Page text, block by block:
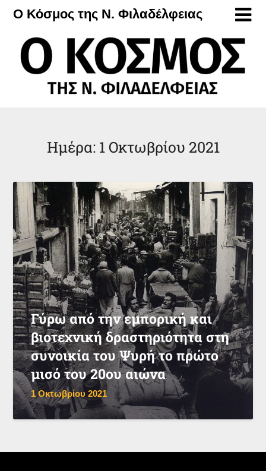
Μετάβαση
περιεχόμενο
Ο Κόσμος της Ν. Φιλαδέλφειας
Ημέρα: 1 Οκτωβρίου 2021
Γύρω από την εμπορική και
βιοτεχνική δραστηριότητα στη
συνοικία του Ψυρή το πρώτο
μισό του 20ου αιώνα
1 Οκτωβρίου 2021